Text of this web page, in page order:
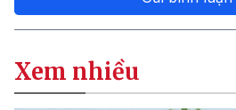
Xem nhiều